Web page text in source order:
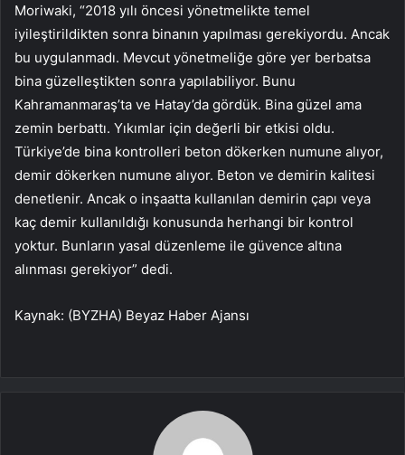
Moriwaki, “2018 yılı öncesi yönetmelikte temel
iyileştirildikten sonra binanın yapılması gerekiyordu. Ancak
bu uygulanmadı. Mevcut yönetmeliğe göre yer berbatsa
bina güzelleştikten sonra yapılabiliyor. Bunu
Kahramanmaraş’ta ve Hatay’da gördük. Bina güzel ama
zemin berbattı. Yıkımlar için değerli bir etkisi oldu.
Türkiye’de bina kontrolleri beton dökerken numune alıyor,
demir dökerken numune alıyor. Beton ve demirin kalitesi
denetlenir. Ancak o inşaatta kullanılan demirin çapı veya
kaç demir kullanıldığı konusunda herhangi bir kontrol
yoktur. Bunların yasal düzenleme ile güvence altına
alınması gerekiyor” dedi.
Kaynak: (BYZHA) Beyaz Haber Ajansı